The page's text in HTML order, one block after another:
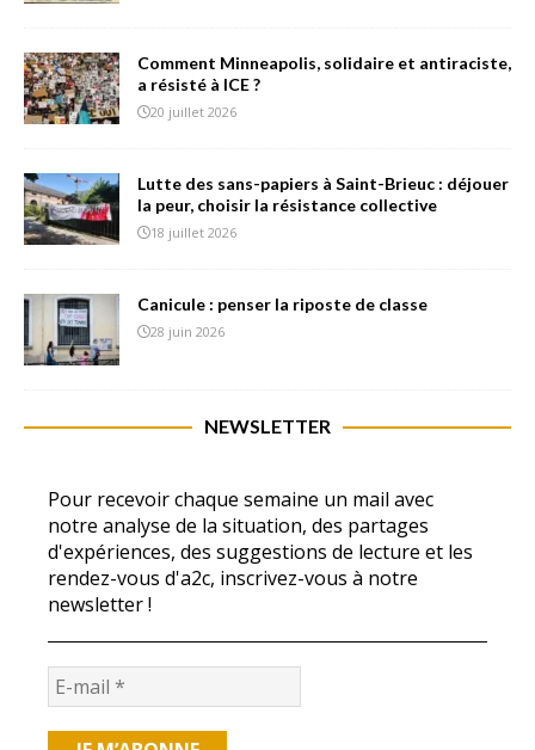
Comment Minneapolis, solidaire et antiraciste,
a résisté à ICE ?
20 juillet 2026
Lutte des sans-papiers à Saint-Brieuc : déjouer
la peur, choisir la résistance collective
18 juillet 2026
Canicule : penser la riposte de classe
28 juin 2026
NEWSLETTER
Pour recevoir chaque semaine un mail avec
notre analyse de la situation, des partages
d'expériences, des suggestions de lecture et les
rendez-vous d'a2c, inscrivez-vous à notre
newsletter !